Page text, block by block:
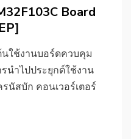
Board
ใช้งานบอร์ดควบคุม
รนำไปประยุกต์ใช้งาน
นัสบัก คอนเวอร์เตอร์